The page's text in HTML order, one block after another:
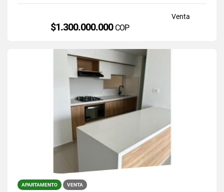
Venta
$1.300.000.000 COP
APARTAMENTO VENTA